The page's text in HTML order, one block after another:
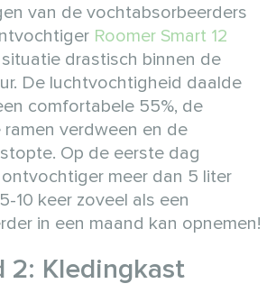
van de vochtabsorbeerders
Roomer Smart 12
drastisch binnen de
De luchtvochtigheid daalde
comfortabele 55%, de
verdween en de
Op de eerste dag
meer dan 5 liter
10 keer zoveel als een
in een maand kan opnemen!
2: Kledingkast